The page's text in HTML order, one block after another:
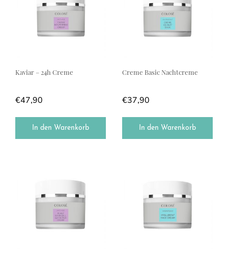
Kaviar – 24h Creme
€47,90
In den Warenkorb
Creme Basic Nachtcreme
€37,90
In den Warenkorb